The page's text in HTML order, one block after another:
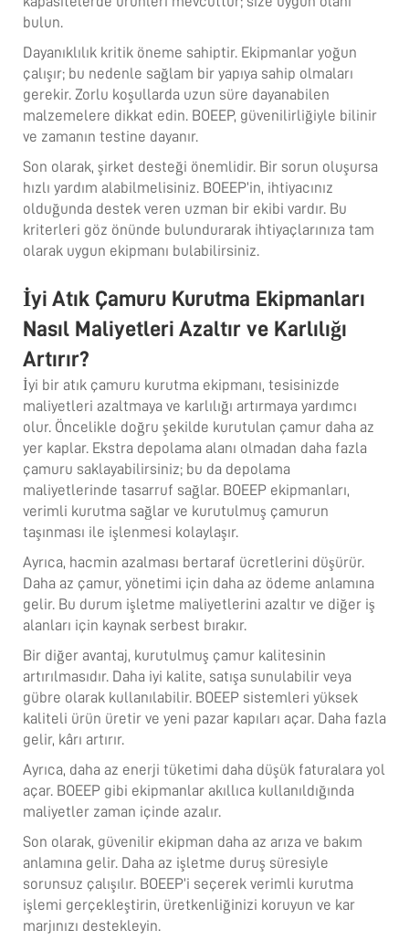
bulun.
Dayanıklılık kritik öneme sahiptir. Ekipmanlar yoğun
çalışır; bu nedenle sağlam bir yapıya sahip olmaları
gerekir. Zorlu koşullarda uzun süre dayanabilen
malzemelere dikkat edin. BOEEP, güvenilirliğiyle bilinir
ve zamanın testine dayanır.
Son olarak, şirket desteği önemlidir. Bir sorun oluşursa
hızlı yardım alabilmelisiniz. BOEEP’in, ihtiyacınız
olduğunda destek veren uzman bir ekibi vardır. Bu
kriterleri göz önünde bulundurarak ihtiyaçlarınıza tam
olarak uygun ekipmanı bulabilirsiniz.
İyi Atık Çamuru Kurutma Ekipmanları
Nasıl Maliyetleri Azaltır ve Karlılığı
Artırır?
İyi bir atık çamuru kurutma ekipmanı, tesisinizde
maliyetleri azaltmaya ve karlılığı artırmaya yardımcı
olur. Öncelikle doğru şekilde kurutulan çamur daha az
yer kaplar. Ekstra depolama alanı olmadan daha fazla
çamuru saklayabilirsiniz; bu da depolama
maliyetlerinde tasarruf sağlar. BOEEP ekipmanları,
verimli kurutma sağlar ve kurutulmuş çamurun
taşınması ile işlenmesi kolaylaşır.
Ayrıca, hacmin azalması bertaraf ücretlerini düşürür.
Daha az çamur, yönetimi için daha az ödeme anlamına
gelir. Bu durum işletme maliyetlerini azaltır ve diğer iş
alanları için kaynak serbest bırakır.
Bir diğer avantaj, kurutulmuş çamur kalitesinin
artırılmasıdır. Daha iyi kalite, satışa sunulabilir veya
gübre olarak kullanılabilir. BOEEP sistemleri yüksek
kaliteli ürün üretir ve yeni pazar kapıları açar. Daha fazla
gelir, kârı artırır.
Ayrıca, daha az enerji tüketimi daha düşük faturalara yol
açar. BOEEP gibi ekipmanlar akıllıca kullanıldığında
maliyetler zaman içinde azalır.
Son olarak, güvenilir ekipman daha az arıza ve bakım
anlamına gelir. Daha az işletme duruş süresiyle
sorunsuz çalışılır. BOEEP’i seçerek verimli kurutma
işlemi gerçekleştirin, üretkenliğinizi koruyun ve kar
marjınızı destekleyin.